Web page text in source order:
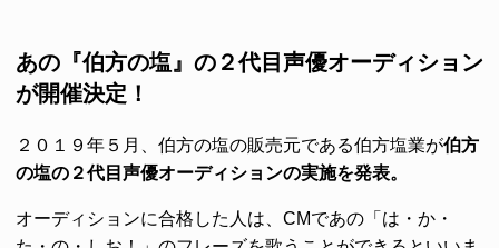
あの『伯方の塩』の２代目声優オーディション
が開催決定！
２０１９年５月、伯方の塩の販売元である伯方塩業が伯方
の塩の２代目声優オーディションの実施を発表。
オーディションに合格した人は、CMであの「は・か・